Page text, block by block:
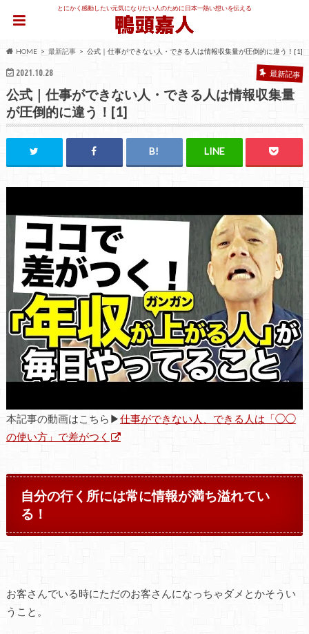
とにかく感動したい元気になりたい人のために日本一熱い想いを伝える
HOME 最新記事 公式｜仕事ができない人・できる人は情報収集量が圧倒的に違う！[1]
2021.10.28 最新記事
公式｜仕事ができない人・できる人は情報収集量
が圧倒的に違う！[1]
本記事の動画はこちら▶仕事ができない人、できる人は「◯◯
の使い方」で差がつく
自分の行く所には常に情報が満ち溢れてい
る！
お客さんでいる時にただのお客さんになっちゃダメとかそうい
うこと。